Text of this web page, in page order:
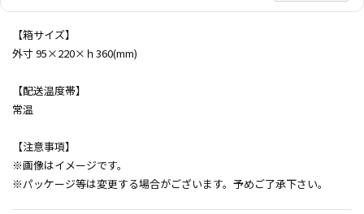
【箱サイズ】
外寸 95×220×ｈ360(mm)
【配送温度帯】
常温
【注意事項】
※画像はイメージです。
※パッケージ等は変更する場合がございます。予めご了承下さい。